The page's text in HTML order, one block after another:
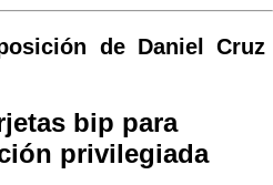
de Daniel Cruz
bip para
privilegiada